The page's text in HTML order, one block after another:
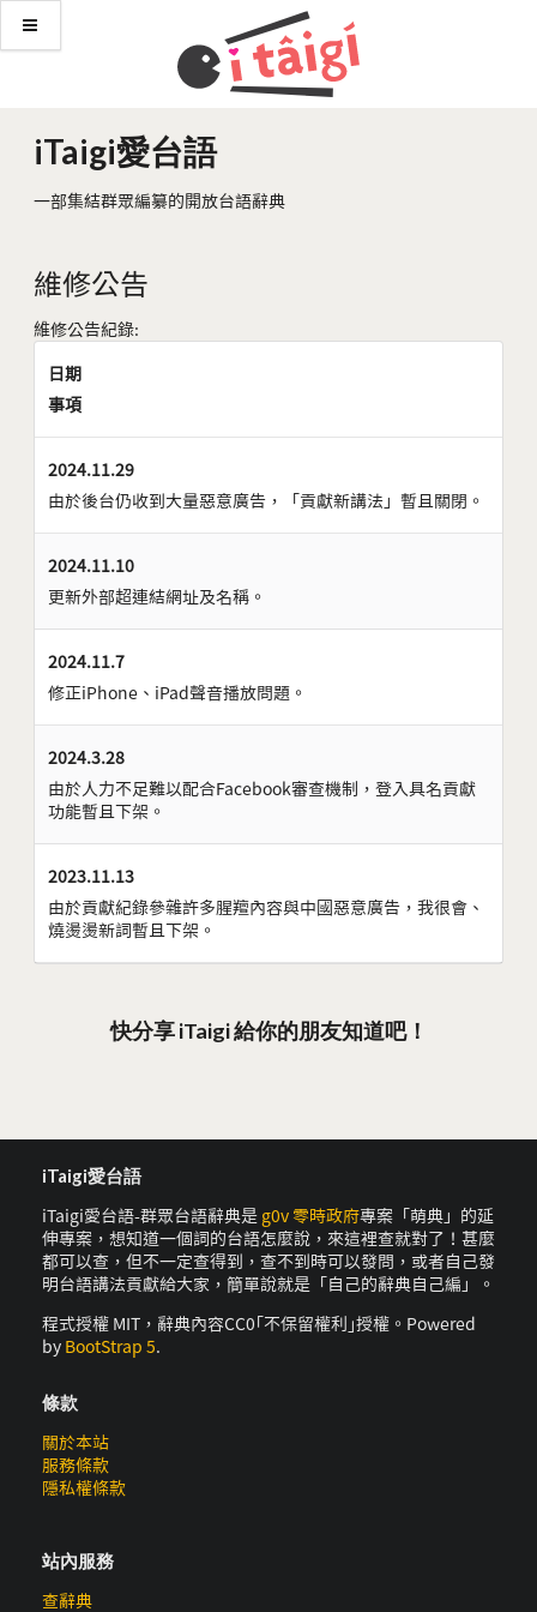
iTaigi愛台語
一部集結群眾編纂的開放台語辭典
維修公告
維修公告紀錄:
日期
事項
2024.11.29
由於後台仍收到大量惡意廣告，「貢獻新講法」暫且關閉。
2024.11.10
更新外部超連結網址及名稱。
2024.11.7
修正iPhone、iPad聲音播放問題。
2024.3.28
由於人力不足難以配合Facebook審查機制，登入具名貢獻
功能暫且下架。
2023.11.13
由於貢獻紀錄參雜許多腥羶內容與中國惡意廣告，我很會、
燒燙燙新詞暫且下架。
快分享 iTaigi 給你的朋友知道吧！
iTaigi愛台語
iTaigi愛台語-群眾台語辭典是 g0v 零時政府專案「萌典」的延
伸專案，想知道一個詞的台語怎麼說，來這裡查就對了！甚麼
都可以查，但不一定查得到，查不到時可以發問，或者自己發
明台語講法貢獻給大家，簡單說就是「自己的辭典自己編」。
程式授權 MIT，辭典內容CC0｢不保留權利｣授權。Powered
by BootStrap 5.
條款
關於本站
服務條款
隱私權條款
站內服務
查辭典